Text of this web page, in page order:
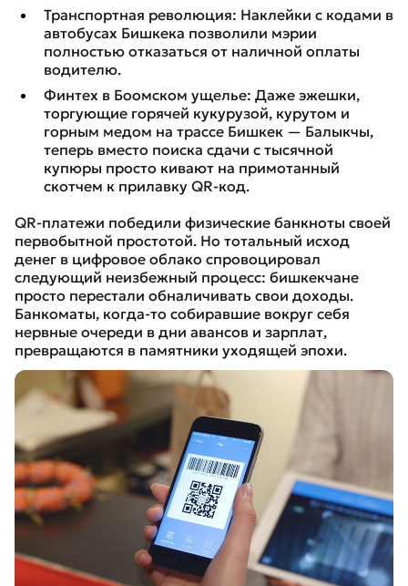
Транспортная революция: Наклейки с кодами в
автобусах Бишкека позволили мэрии
полностью отказаться от наличной оплаты
водителю.
Финтех в Боомском ущелье: Даже эжешки,
торгующие горячей кукурузой, курутом и
горным медом на трассе Бишкек — Балыкчы,
теперь вместо поиска сдачи с тысячной
купюры просто кивают на примотанный
скотчем к прилавку QR-код.
QR-платежи победили физические банкноты своей
первобытной простотой. Но тотальный исход
денег в цифровое облако спровоцировал
следующий неизбежный процесс: бишкекчане
просто перестали обналичивать свои доходы.
Банкоматы, когда-то собиравшие вокруг себя
нервные очереди в дни авансов и зарплат,
превращаются в памятники уходящей эпохи.